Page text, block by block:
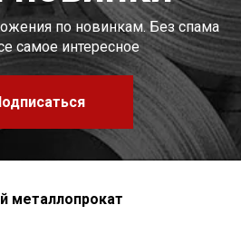
по новинкам. Без спама
самое интересное
металлопрокат